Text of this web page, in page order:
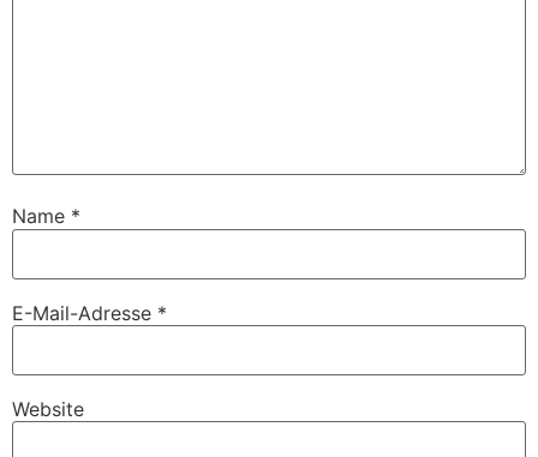
Name *
E-Mail-Adresse *
Website